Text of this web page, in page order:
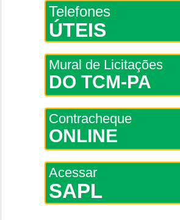
Telefones
ÚTEIS
Mural de Licitações
DO TCM-PA
Contracheque
ONLINE
Acessar
SAPL